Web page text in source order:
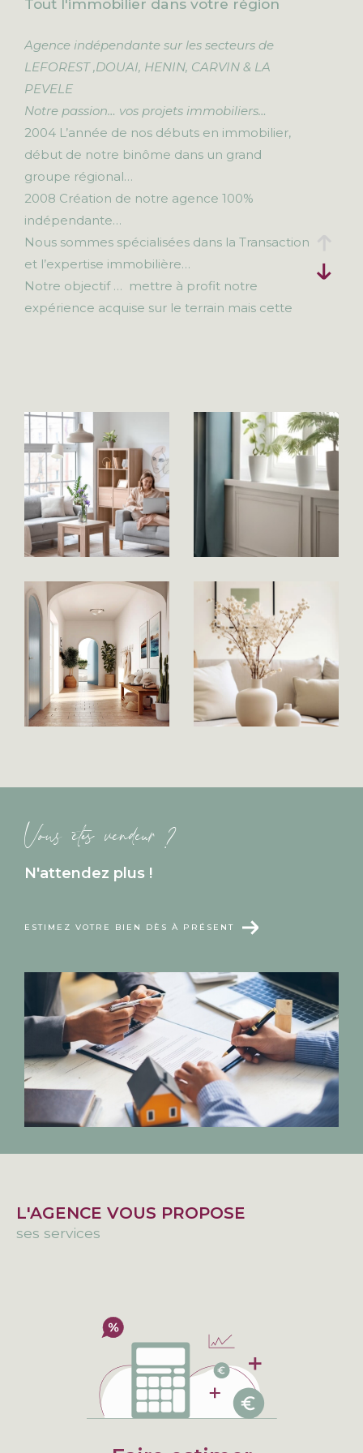
Tout l'immobilier dans votre région
Agence indépendante sur les secteurs de
LEFOREST ,DOUAI, HENIN, CARVIN & LA
PEVELE
Notre passion… vos projets immobiliers…
2004 L’année de nos débuts en immobilier,
début de notre binôme dans un grand
groupe régional…
2008 Création de notre agence 100%
indépendante…
Nous sommes spécialisées dans la Transaction
et l’expertise immobilière…
Notre objectif … mettre à profit notre
expérience acquise sur le terrain mais cette
Cathy & Emilie
Vous êtes vendeur ?
N'attendez plus !
ESTIMEZ VOTRE BIEN DÈS À PRÉSENT
L'AGENCE VOUS PROPOSE
ses services